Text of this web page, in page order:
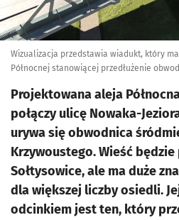
Wizualizacja przedstawia wiadukt, który
Północnej stanowiącej przedłużenie
Projektowana aleja
połączy ulicę Nowaka-
urywa się obwodnica
Krzywoustego. Wieść
Sołtysowice, ale ma duże
dla większej liczby osiedli.
odcinkiem jest ten, który